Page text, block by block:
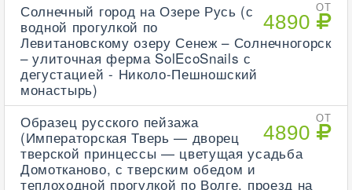
ОТ
4890
Солнечный город на Озере Русь (с
водной прогулкой по
Левитановскому озеру Сенеж – Солнечногорск
– улиточная ферма SolEcoSnails с
дегустацией - Николо-Пешношский
монастырь)
ОТ
4890
Образец русского пейзажа
(Императорская Тверь — дворец
тверской принцессы — цветущая усадьба
Домотканово, с тверским обедом и
теплоходной прогулкой по Волге, проезд на